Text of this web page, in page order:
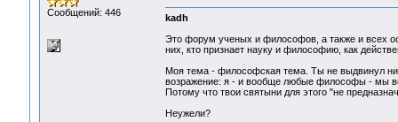
Сообщений: 446
kadh
Это форум ученых и философов, а также и всех
них, кто признает науку и философию, как
Моя тема - философская тема. Ты не выдвинул
возражение: я - и вообще любые философы - мы
Потому что твои святыни для этого "не
Неужели?